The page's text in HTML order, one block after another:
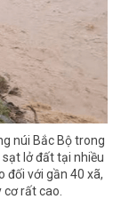
núi Bắc Bộ trong
lở đất tại nhiều
đối với gần 40 xã,
rất cao.